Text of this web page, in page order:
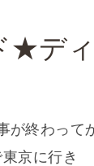
★デ
が終わって
京に行き